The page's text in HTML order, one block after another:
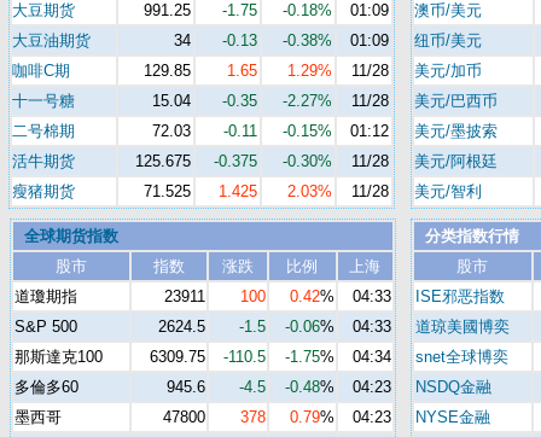
大豆期货
991.25 -1.75 -0.18%
01:09
大豆油期货
34 -0.13 -0.38%
01:09
咖啡C期
129.85 1.65 1.29%
11/28
十一号糖
15.04 -0.35 -2.27%
11/28
二号棉期
72.03 -0.11 -0.15%
01:12
活牛期货
125.675 -0.375 -0.30%
11/28
瘦猪期货
71.525 1.425 2.03% 11/28
澳币/美元
纽币/美元
美元/加币
美元/巴西币
美元/墨披索
美元/阿根廷
美元/智利
全球期货指数
股市
指数 涨跌 比例
上海
道瓊期指
23911 100 0.42%
04:33
S&P 500
2624.5 -1.5 -0.06%
04:33
那斯達克100
6309.75 -110.5 -1.75%
04:34
多倫多60
945.6 -4.5 -0.48%
04:23
墨西哥
47800 378 0.79%
04:23
分类指数行情
股市
ISE邪恶指数
道琼美國博奕
snet全球博奕
NSDQ金融
NYSE金融